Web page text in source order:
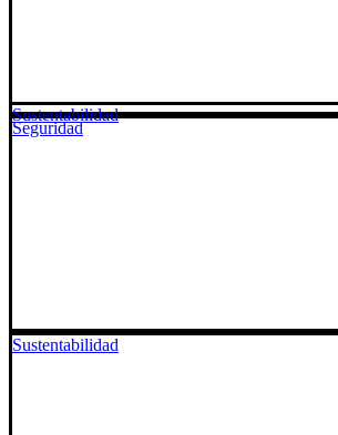
Seguridad
Sustentabilidad
Sustentabilidad